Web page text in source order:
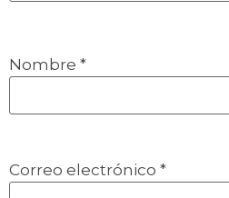
Nombre *
Correo electrónico *